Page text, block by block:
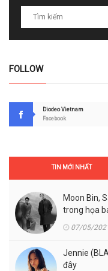
FOLLOW
Diodeo Vietnam
Facebook
TIN MỚI NHẤT
Moon Bin,
trong họa
07/05/
Jennie
đây